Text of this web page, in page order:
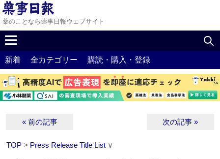
薬のことなら薬事日報ウェブサイト
新着 全カテゴリー 購読・購入・登録
« 前の記事 次の記事 »
TOP > Press Release Title List ∨